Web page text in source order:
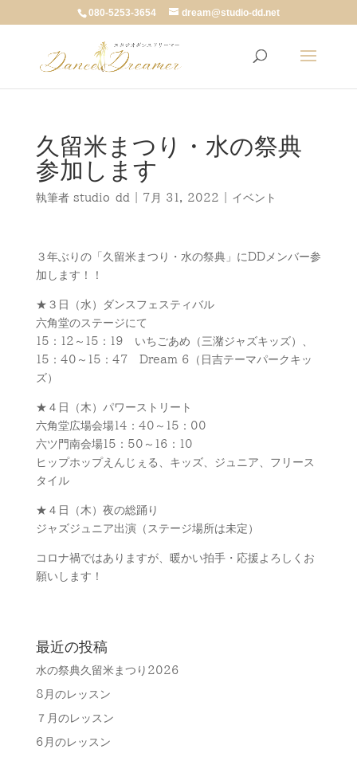
080-5253-3654 dream@studio-dd.net
久留米まつり・水の祭典
参加します
執筆者 studio-dd 7月 31, 2022 イベント
３年ぶりの「久留米まつり・水の祭典」にDDメンバー参
加します！！
★３日（水）ダンスフェスティバル
六角堂のステージにて
15：12～15：19 いちごあめ（三潴ジャズキッズ）、
15：40～15：47 Dream 6（日吉テーマパークキッ
ズ）
★４日（木）パワーストリート
六角堂広場会場14：40～15：00
六ツ門南会場15：50～16：10
ヒップホップえんじぇる、キッズ、ジュニア、フリース
タイル
★４日（木）夜の総踊り
ジャズジュニア出演（ステージ場所は未定）
コロナ禍ではありますが、暖かい拍手・応援よろしくお
願いします！
最近の投稿
水の祭典久留米まつり2026
8月のレッスン
７月のレッスン
6月のレッスン